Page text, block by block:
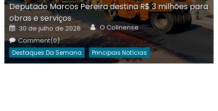
Deputado Marcos Pereira destina R$ 3 milhões para
obras e serviços
Posted
on
30 de julho de 2026 Author
O Colinense
Comment(0)
Destaques Da Semana Principais Notícias